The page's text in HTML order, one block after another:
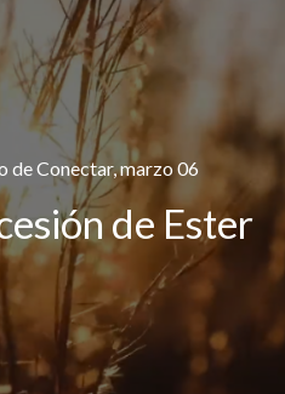
de Conectar, marzo 06
de Ester